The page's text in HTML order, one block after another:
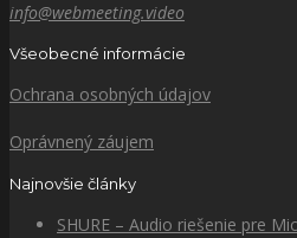
info@webmeeting.video
Všeobecné informácie
Ochrana osobných údajov
Oprávnený záujem
Najnovšie články
SHURE – Audio riešenie pre